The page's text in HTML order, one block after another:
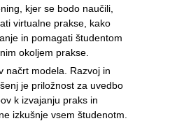
kjer se bodo naučili,
virtualne prakse, kako
in pomagati študentom
okoljem prakse.
načrt modela. Razvoj in
je priložnost za uvedbo
k izvajanju praks in
izkušnje vsem študenotm.